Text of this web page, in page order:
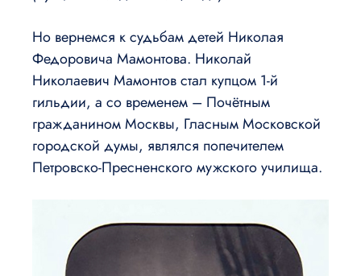
Но вернемся к судьбам детей Николая
Федоровича Мамонтова. Николай
Николаевич Мамонтов стал купцом 1-й
гильдии, а со временем – Почётным
гражданином Москвы, Гласным Московской
городской думы, являлся попечителем
Петровско-Пресненского мужского училища.